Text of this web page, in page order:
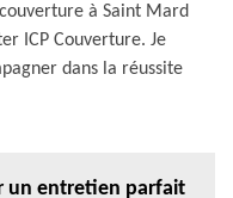
à Saint Mard
ICP Couverture. Je
dans la réussite
un entretien parfait